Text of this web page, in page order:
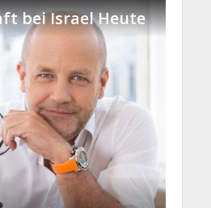
bei Israel Heute